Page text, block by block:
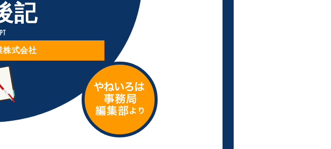
・・・スレートや金属屋根の頂上部分にある鉄板の部材
工法・・・金属屋根の重ね張りをする屋根のリフォーム方法
アル・・・セメントを固めて塗装した板状の屋根材。化粧スレート
った時には会話が盛り上がり、工事の話にも雰囲気良く入っていけるの
度の工事で終わりではなく、繋がりを大事にしながら人と人との付き合
ていきたいという想いが感じられるエピソードでした。
年８月取材）
記
株式会社